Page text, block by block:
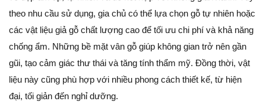
theo nhu cầu sử dụng, gia chủ có thể lựa chọn gỗ tự nhiên hoặc
các vật liệu giả gỗ chất lượng cao để tối ưu chi phí và khả năng
chống ẩm. Những bề mặt vân gỗ giúp không gian trở nên gần
gũi, tạo cảm giác thư thái và tăng tính thẩm mỹ. Đồng thời, vật
liệu này cũng phù hợp với nhiều phong cách thiết kế, từ hiện
đại, tối giản đến nghỉ dưỡng.